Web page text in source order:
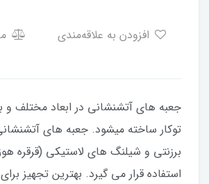
جعبه های آتشنشانی در ابعاد مختلف و
توکار ساخته میشود. جعبه های
برزنتی و شیلنگ های لاستیکی (قرقره
استفاده قرار می گیرد. بهترین تجهیز